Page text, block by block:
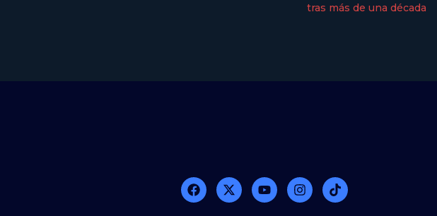
tras más de una década